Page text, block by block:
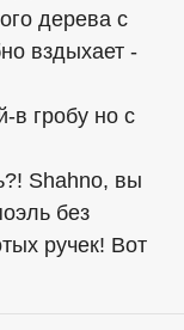
дерева с
вздыхает -
в гробу но с
Shahno, вы
без
ручек! Вот